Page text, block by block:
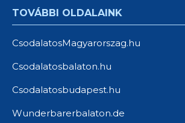
TOVÁBBI OLDALAINK
CsodalatosMagyarorszag.hu
Csodalatosbalaton.hu
Csodalatosbudapest.hu
Wunderbarerbalaton.de